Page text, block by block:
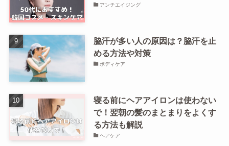
アンチエイジング
脇汗が多い人の原因は？脇汗を止
める方法や対策
ボディケア
寝る前にヘアアイロンは使わない
で！翌朝の髪のまとまりをよくす
る方法も解説
ヘアケア